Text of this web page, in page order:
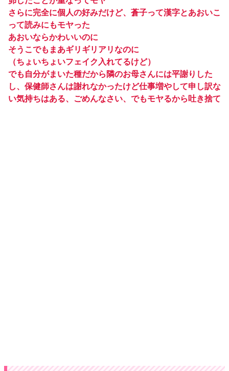
さらに完全に個人の好みだけど、蒼子って漢字とあおいこ
って読みにもモヤった
あおいならかわいいのに
そうこでもまあギリギリアリなのに
（ちょいちょいフェイク入れてるけど）
でも自分がまいた種だから隣のお母さんには平謝りした
し、保健師さんは謝れなかったけど仕事増やして申し訳な
い気持ちはある、ごめんなさい、でもモヤるから吐き捨て